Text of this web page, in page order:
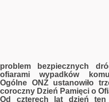
problem bezpiecznych
ofiarami wypadków
Ogólne ONZ ustanowiło
coroczny Dzień Pamięci o
Od czterech lat dzień ten